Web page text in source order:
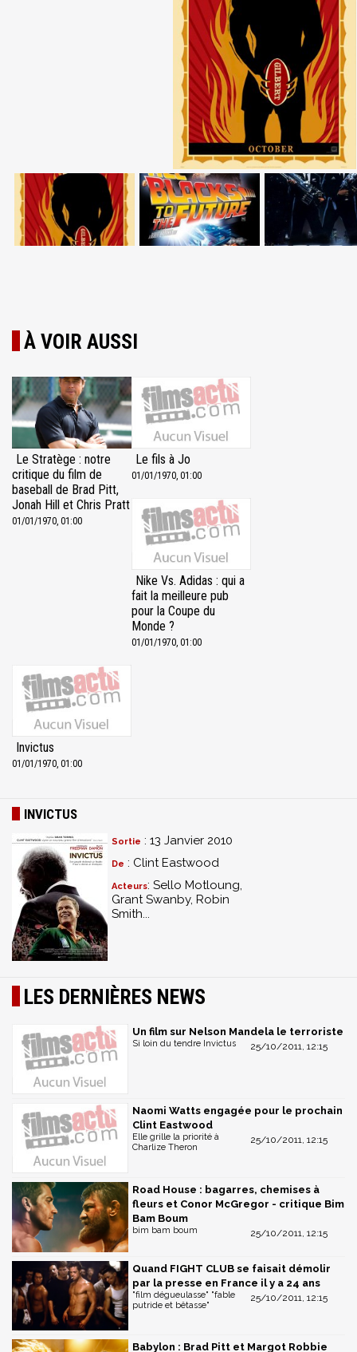
À VOIR AUSSI
Le Stratège : notre
critique du film de
baseball de Brad Pitt,
Jonah Hill et Chris Pratt
01/01/1970, 01:00
Le fils à Jo
01/01/1970, 01:00
Nike Vs. Adidas : qui a
fait la meilleure pub
pour la Coupe du
Monde ?
01/01/1970, 01:00
Invictus
01/01/1970, 01:00
INVICTUS
Sortie : 13 Janvier 2010
De : Clint Eastwood
Acteurs: Sello Motloung,
Grant Swanby, Robin
Smith...
LES DERNIÈRES NEWS
Un film sur Nelson Mandela le terroriste
25/10/2011, 12:15
Si loin du tendre Invictus
Naomi Watts engagée pour le prochain
Clint Eastwood
25/10/2011, 12:15
Elle grille la priorité à
Charlize Theron
Road House : bagarres, chemises à
fleurs et Conor McGregor - critique Bim
Bam Boum
25/10/2011, 12:15
bim bam boum
Quand FIGHT CLUB se faisait démolir
par la presse en France il y a 24 ans
25/10/2011, 12:15
"film dégueulasse" "fable
putride et bêtasse"
Babylon : Brad Pitt et Margot Robbie